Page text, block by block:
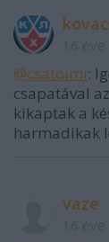
@csatoimi:
csapatával
kikaptak a
harmadikak
vaze